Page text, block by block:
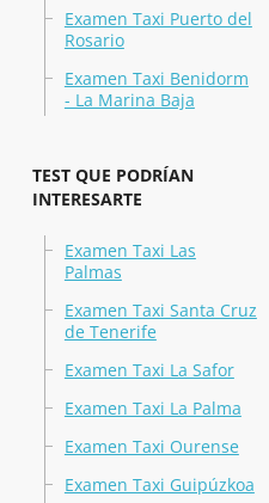
Examen Taxi Puerto del
Rosario
Examen Taxi Benidorm
- La Marina Baja
TEST QUE PODRÍAN
INTERESARTE
Examen Taxi Las
Palmas
Examen Taxi Santa Cruz
de Tenerife
Examen Taxi La Safor
Examen Taxi La Palma
Examen Taxi Ourense
Examen Taxi Guipúzkoa